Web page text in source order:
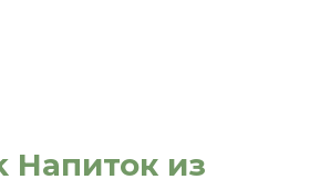
Напиток из